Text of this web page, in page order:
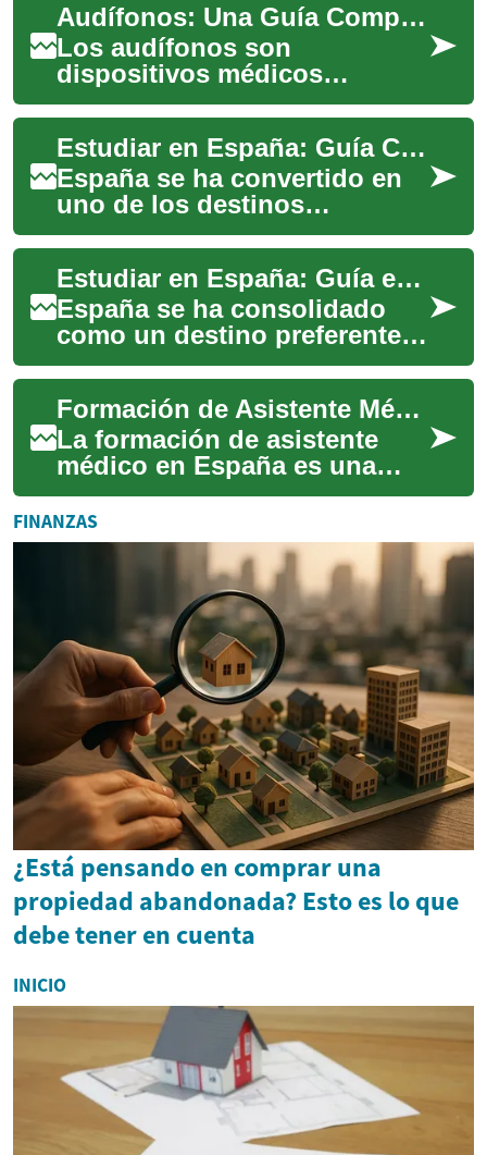
Audífonos: Una Guía Completa para Mejorar tu Audición en España
Los audífonos son
dispositivos médicos
esenciales que han
revolucionado la vida de
millones de personas con
problemas...
Estudiar en España: Guía Completa para Estudiantes Internacionales
España se ha convertido en
uno de los destinos
educativos más atractivos
para estudiantes
internacionales,
combinando...
Estudiar en España: Guía esencial para estudiantes internacionales
España se ha consolidado
como un destino preferente
para estudiantes
internacionales gracias a su
combinación de patr...
Formación de Asistente Médico en España: Perspectivas
La formación de asistente
médico en España es una
opción sólida para quienes
desean integrarse al sector
sanitario. E...
FINANZAS
¿Está pensando en comprar una
propiedad abandonada? Esto es lo que
debe tener en cuenta
INICIO